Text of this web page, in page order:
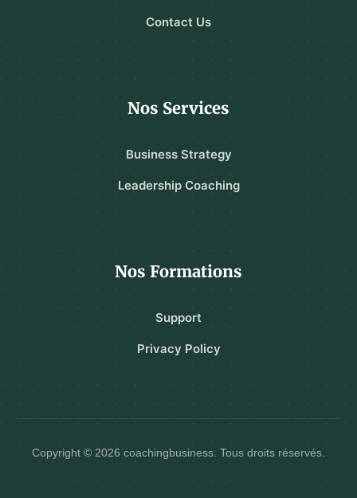
Contact Us
Nos Services
Business Strategy
Leadership Coaching
Nos Formations
Support
Privacy Policy
Copyright © 2026 coachingbusiness. Tous droits réservés.